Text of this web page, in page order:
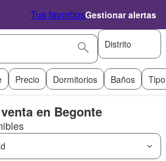
Tus favoritosGestionar alertas
Distrito
Precio Dormitorios Baños
en Begonte